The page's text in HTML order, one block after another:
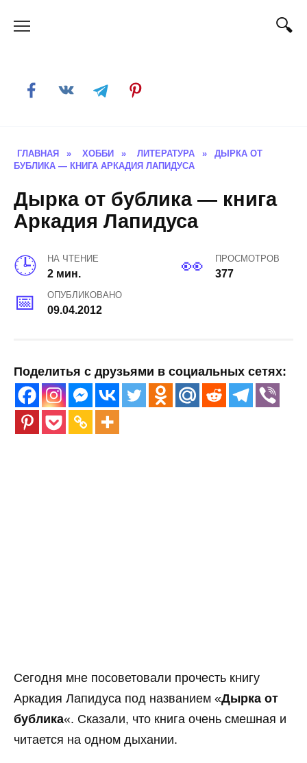
ГЛАВНАЯ » ХОББИ » ЛИТЕРАТУРА »
ДЫРКА ОТ
БУБЛИКА — КНИГА АРКАДИЯ ЛАПИДУСА
Дырка от бублика — книга
Аркадия Лапидуса
НА ЧТЕНИЕ
2 мин.
ПРОСМОТРОВ
377
ОПУБЛИКОВАНО
09.04.2012
Поделитья с друзьями в социальных сетях:
Сегодня мне посоветовали прочесть книгу
Аркадия Лапидуса под названием «Дырка от
бублика«. Сказали, что книга очень смешная и
читается на одном дыхании.